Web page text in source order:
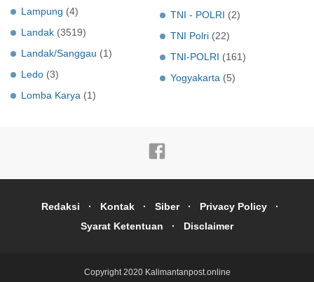
Lampung (4)
Landak (3519)
Landak/Sanggau (1)
Ledo (3)
Lomba Karya (1)
TNI - POLRI (2)
TNI Polri (22)
TNI-POLRI (161)
Yogyakarta (5)
Redaksi Kontak Siber
Privacy Policy
Syarat Ketentuan
Disclaimer
Copyright 2020 Kalimantanpost.online